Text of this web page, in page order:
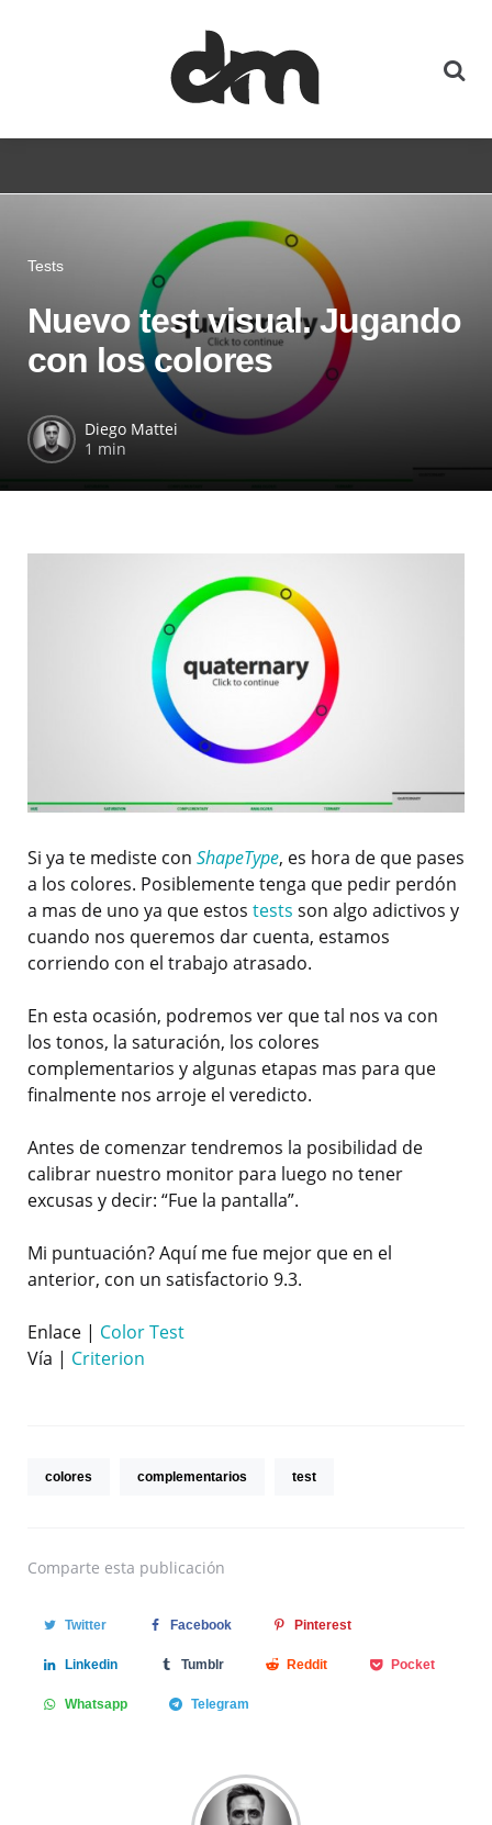
Tests
Nuevo test visual. Jugando
con los colores
Diego Mattei
1 min
Si ya te mediste con ShapeType, es hora de que pases
a los colores. Posiblemente tenga que pedir perdón
a mas de uno ya que estos tests son algo adictivos y
cuando nos queremos dar cuenta, estamos
corriendo con el trabajo atrasado.
En esta ocasión, podremos ver que tal nos va con
los tonos, la saturación, los colores
complementarios y algunas etapas mas para que
finalmente nos arroje el veredicto.
Antes de comenzar tendremos la posibilidad de
calibrar nuestro monitor para luego no tener
excusas y decir: “Fue la pantalla”.
Mi puntuación? Aquí me fue mejor que en el
anterior, con un satisfactorio 9.3.
Enlace | Color Test
Vía | Criterion
colores complementarios test
Comparte esta publicación
Twitter Facebook Pinterest
Linkedin Tumblr Reddit Pocket
Whatsapp Telegram